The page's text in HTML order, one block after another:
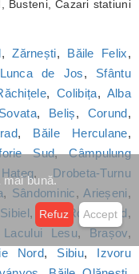
Busteni, Cazari statiuni
,Zărnești, Băile Felix,
Lunca de Jos, Sfântu
,Colibița, Alba
Sovata, Beliș, Corund ,
, Băile Herculane,
Sud,Câmpulung
Hațeg,Drobeta-Turnu
, Sândominic,Arieșeni,
Sibiel , Lacu Roșu,Aiud ,
Lacului Lesu, Brașov,
Nord, Sibiu,
Izvoru
mai bună.
Refuz Accept